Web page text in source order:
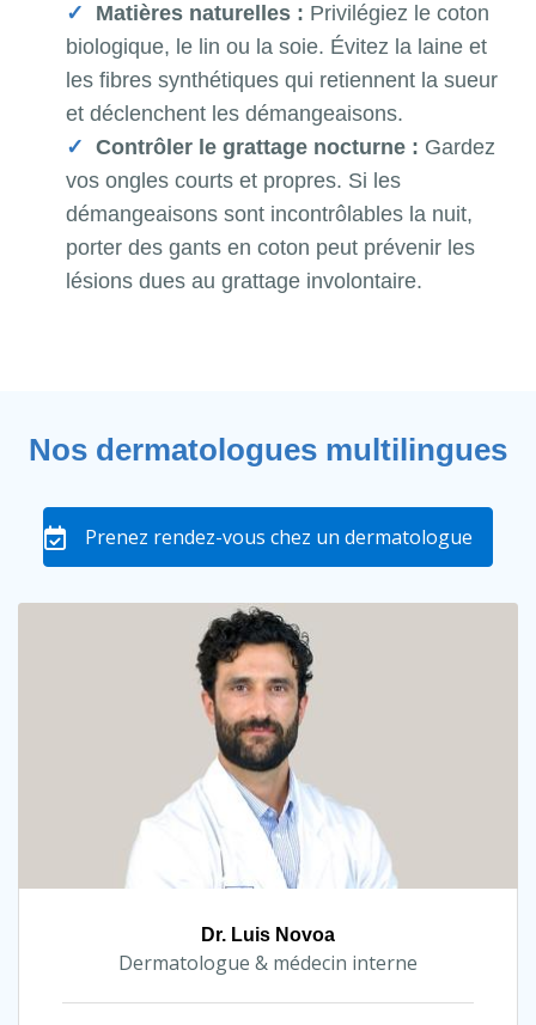
Matières naturelles : Privilégiez le coton
biologique, le lin ou la soie. Évitez la laine et
les fibres synthétiques qui retiennent la sueur
et déclenchent les démangeaisons.
Contrôler le grattage nocturne : Gardez
vos ongles courts et propres. Si les
démangeaisons sont incontrôlables la nuit,
porter des gants en coton peut prévenir les
lésions dues au grattage involontaire.
Nos dermatologues multilingues
Prenez rendez-vous chez un dermatologue
Dr. Luis Novoa
Dermatologue & médecin interne